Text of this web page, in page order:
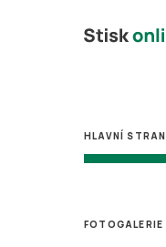
HLAVNÍ
FOTOGALERIE